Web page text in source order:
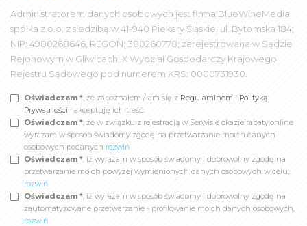
Administratorem danych osobowych jest firma BlueWineMedia
spółka z o.o. z siedzibą w 41-940 Piekary Śląskie; ul. Bytomska 184;
NIP: 4980268646, REGON: 380260778; zarejestrowana w Sądzie
Rejonowym w Gliwicach, X Wydział Gospodarczy Krajowego
Rejestru Sądowego pod numerem KRS: 0000731930.
Oświadczam *, że zapoznałem /łam się z Regulaminem i Polityką
Prywatności i akceptuję ich treść.
Oświadczam *, że w związku z rejestracją w Serwisie okazjeirabaty.online
wyrażam w sposób świadomy zgodę na przetwarzanie moich danych
osobowych podanych rozwiń
Oświadczam *, iż wyrażam w sposób świadomy i dobrowolny zgodę na
przetwarzanie moich powyżej wymienionych danych osobowych w celu,
rozwiń
Oświadczam *, iż wyrażam w sposób świadomy i dobrowolny zgodę na
zautomatyzowane przetwarzanie - profilowanie moich danych osobowych,
rozwiń